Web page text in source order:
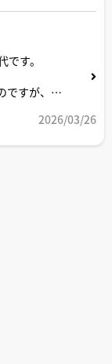
す。
ですが、事
ンス・個人2026/03/26